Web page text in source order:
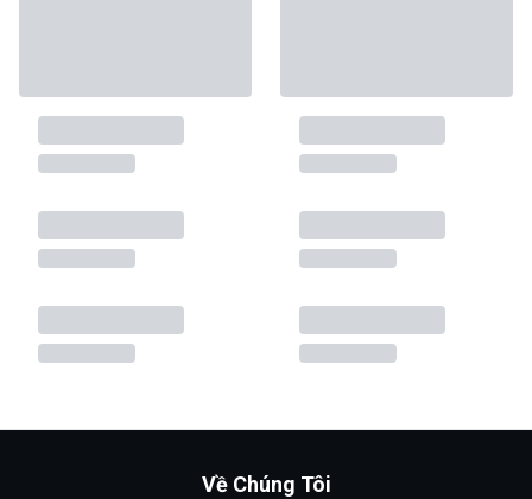
Về Chúng Tôi